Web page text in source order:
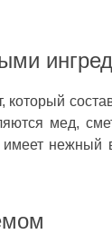
мед,
нежный